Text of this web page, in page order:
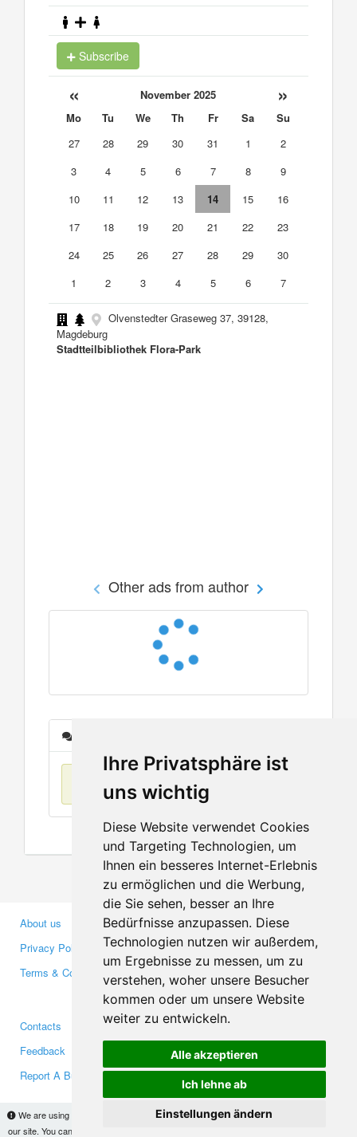
Ihre Privatsphäre ist
uns wichtig
Diese Website verwendet Cookies
und Targeting Technologien, um
Ihnen ein besseres Internet-Erlebnis
zu ermöglichen und die Werbung,
die Sie sehen, besser an Ihre
Bedürfnisse anzupassen. Diese
Technologien nutzen wir außerdem,
um Ergebnisse zu messen, um zu
verstehen, woher unsere Besucher
kommen oder um unsere Website
weiter zu entwickeln.
Alle akzeptieren
Ich lehne ab
Einstellungen ändern
We are using cookies to provide statistics that help us give you the best experience of
our site. You can find out more
Subscribe
« November 2025 »
Mo Tu We Th Fr Sa
Su
27
28 29 30 31 1
2
3
4 5 6 7 8
9
10
11 12 13 14 15
16
17
18 19 20 21 22
23
24
25 26 27 28 29
30
1
2 3 4 5 6 7
Olvenstedter Graseweg 37, 39128,
Magdeburg
Stadtteilbibliothek Flora-Park
Other ads from author
No items found
About us
Privacy Policy
Terms & Conditions
Business Partners
Investors
Media
Contacts
Feedback
Report A Bug
Facebook
Twitter
YouTube
Google+